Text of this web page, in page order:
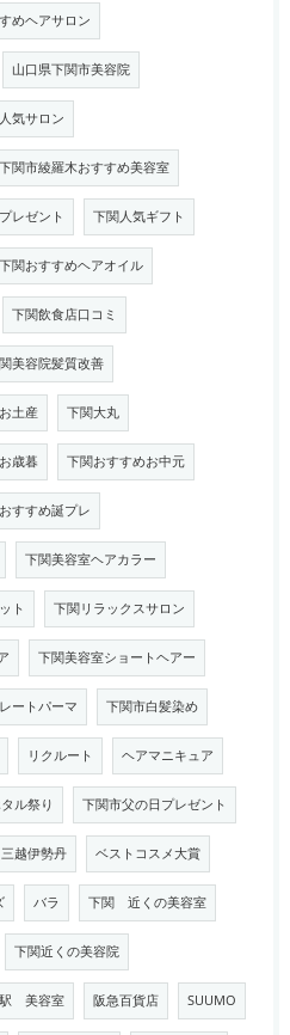
めヘアサロン
山口県下関市美容院
気サロン
下関市綾羅木おすすめ美容室
レゼント 下関人気ギフト
下関おすすめヘアオイル
下関飲食店口コミ
美容院髪質改善
土産 下関大丸
歳暮 下関おすすめお中元
すすめ誕プレ
下関美容室ヘアカラー
ト 下関リラックスサロン
下関美容室ショートヘアー
ートパーマ 下関市白髪染め
リクルート ヘアマニキュア
ル祭り 下関市父の日プレゼント
三越伊勢丹 ベストコスメ大賞
バラ 下関 近くの美容室
下関近くの美容院
美容室 阪急百貨店 SUUMO